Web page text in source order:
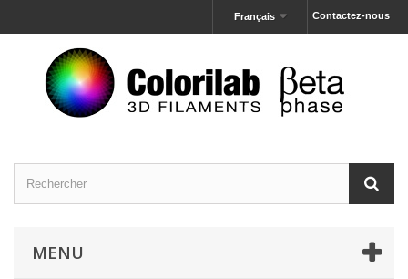
Contactez-nous
Français
MENU